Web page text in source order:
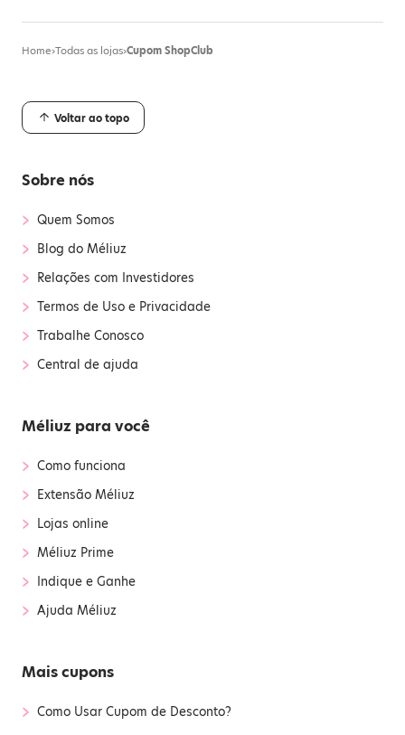
Home›Todas as lojas›Cupom ShopClub
Voltar ao topo
Sobre nós
› Quem Somos
› Blog do Méliuz
› Relações com Investidores
› Termos de Uso e Privacidade
› Trabalhe Conosco
› Central de ajuda
Méliuz para você
› Como funciona
› Extensão Méliuz
› Lojas online
› Méliuz Prime
› Indique e Ganhe
› Ajuda Méliuz
Mais cupons
› Como Usar Cupom de Desconto?